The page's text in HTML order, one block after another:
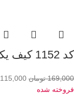
کد 1152 کیف یکطرفه دخترانه هرمس
169,000 تومان 115,000
فروخته شده